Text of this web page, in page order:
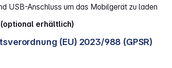
USB-Anschluss um das Mobilgerät zu laden
erhältlich)
(EU) 2023/988 (GPSR)